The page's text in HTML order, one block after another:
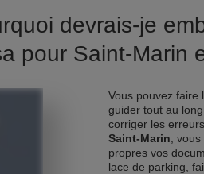
devrais-je
pour Saint-Marin
Vous pouvez faire
guider tout au
corriger les
Saint-Marin ,
propres vos
lace de parking,